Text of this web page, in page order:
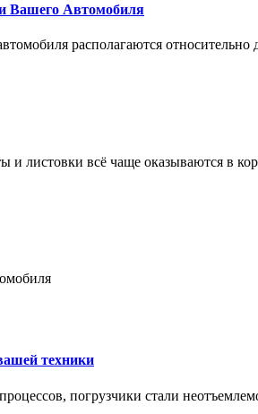
Вашего Автомобиля
располагаются
и листовки всё чаще оказываются в
техники
погрузчики стали